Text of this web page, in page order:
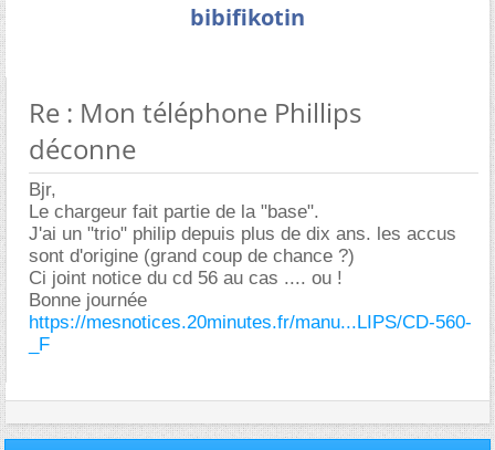
bibifikotin
Re : Mon téléphone Phillips
déconne
Bjr,
Le chargeur fait partie de la "base".
J'ai un "trio" philip depuis plus de dix ans. les accus
sont d'origine (grand coup de chance ?)
Ci joint notice du cd 56 au cas .... ou !
Bonne journée
https://mesnotices.20minutes.fr/manu...LIPS/CD-560-
_F